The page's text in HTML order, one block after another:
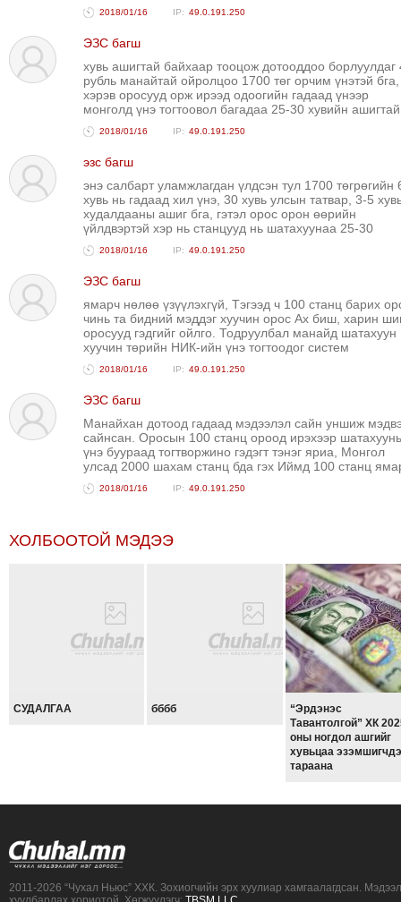
2018/01/16 49.0.191.250
ЭЗС багш
хувь ашигтай байхаар тооцож дотооддоо борлуулдаг
рубль манайтай ойролцоо 1700 төг орчим үнэтэй бга,
хэрэв оросууд орж ирээд одоогийн гадаад үнээр
монголд үнэ тогтоовол багадаа 25-30 хувийн ашигтай
2018/01/16 49.0.191.250
эзс багш
энэ салбарт уламжлагдан үлдсэн тул 1700 төгрөгийн
хувь нь гадаад хил үнэ, 30 хувь улсын татвар, 3-5
худалдааны ашиг бга, гэтэл орос орон өөрийн
үйлдвэртэй хэр нь станцууд нь шатахуунаа 25-30
2018/01/16 49.0.191.250
ЭЗС багш
ямарч нөлөө үзүүлэхгүй, Тэгээд ч 100 станц барих
чинь та бидний мэддэг хуучин орос Ах биш, харин
оросууд гэдгийг ойлго. Тодруулбал манайд шатахуун
хуучин төрийн НИК-ийн үнэ тогтоодог систем
2018/01/16 49.0.191.250
ЭЗС багш
Манайхан дотоод гадаад мэдээлэл сайн уншиж
сайнсан. Оросын 100 станц ороод ирэхээр
үнэ буураад тогтворжино гэдэгт тэнэг яриа, Монгол
улсад 2000 шахам станц бда гэх Иймд 100 станц
2018/01/16 49.0.191.250
ХОЛБООТОЙ МЭДЭЭ
СУДАЛГАА бббб
“Эрдэнэс
Тавантолгой” ХК
оны ногдол ашгийг
хувьцаа
тараана
2011-2026 “Чухал Ньюс” ХХК. Зохиогчийн эрх хуулиар хамгаалагдсан.